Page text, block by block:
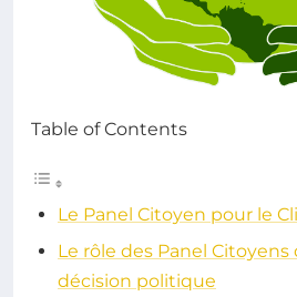
Table of Contents
Le Panel Citoyen pour le
Le rôle des Panel Citoyens
décision politique